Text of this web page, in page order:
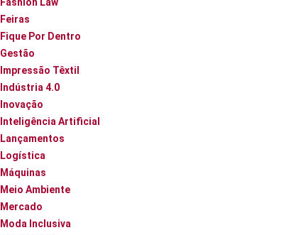
Fashion Law
Feiras
Fique Por Dentro
Gestão
Impressão Têxtil
Indústria 4.0
Inovação
Inteligência Artificial
Lançamentos
Logística
Máquinas
Meio Ambiente
Mercado
Moda Inclusiva